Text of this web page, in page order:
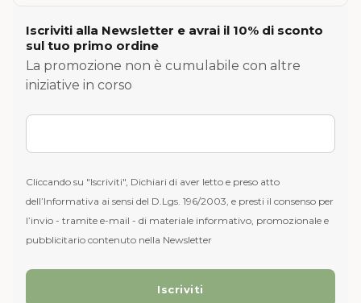
Iscriviti alla Newsletter e avrai il 10% di sconto
sul tuo primo ordine
La promozione non è cumulabile con altre
iniziative in corso
Cliccando su "Iscriviti", Dichiari di aver letto e preso atto
dell’Informativa ai sensi del D.Lgs. 196/2003, e presti il consenso per
l’invio - tramite e-mail - di materiale informativo, promozionale e
pubblicitario contenuto nella Newsletter